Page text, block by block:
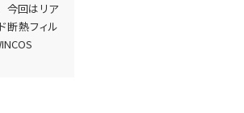
今回はリア
断熱フィル